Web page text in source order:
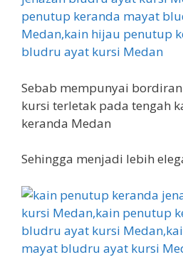
Sebab mempunyai
kursi terletak pada tengah
keranda Medan
Sehingga menjadi lebih